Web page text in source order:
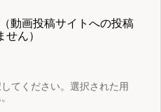
動画投稿サイトへの投稿
ん）
てください。選択された用